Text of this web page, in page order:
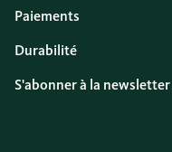
Paiements
Durabilité
S'abonner à la newsletter